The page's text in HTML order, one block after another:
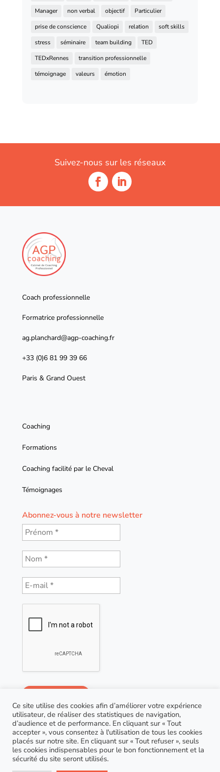
Manager
non verbal objectif
Particulier
prise de conscience
Qualiopi relation
soft skills
stress
séminaire team building
TED
TEDxRennes
transition professionnelle
témoignage
valeurs émotion
Suivez-nous sur les réseaux
Coach professionnelle
Formatrice professionnelle
ag.planchard@agp-coaching.fr
+33 (0)6 81 99 39 66
Paris & Grand Ouest
Coaching
Formations
Coaching facilité par le Cheval
Témoignages
Abonnez-vous à notre newsletter
Ce site utilise des cookies afin d’améliorer votre expérience
utilisateur, de réaliser des statistiques de navigation,
d’audience et de performance. En cliquant sur « Tout
accepter », vous consentez à l'utilisation de tous les cookies
placés sur notre site. En cliquant sur « Tout refuser », seuls
les cookies indispensables pour le bon fonctionnement et la
sécurité du site seront utilisés.